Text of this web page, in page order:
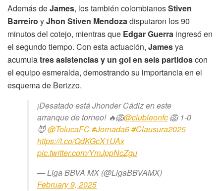
Además deJames, los también colombianosStiven
Barreiro yJhon Stiven Mendozadisputaron los 90
minutos del cotejo, mientras que Edgar Guerra ingresó en
el segundo tiempo. Con esta actuación, Jamesya
acumulatres asistencias y un gol en seis partidoscon
el equipo esmeralda, demostrando su importancia en el
esquema de Berizzo.
¡Desatado está Jhonder Cádiz en este
arranque de torneo! 🔥🦁@clubleonfc🦁 1-0
😈@TolucaFC#Jornada6#Clausura2025
https://t.co/QdKGcX1UAx
pic.twitter.com/YmJppNcZgu
— Liga BBVA MX (@LigaBBVAMX)
February 9, 2025